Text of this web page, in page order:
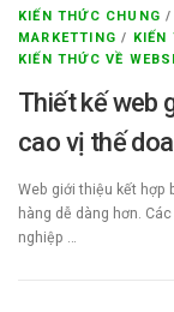
KIẾN THỨC CHUNG /
MARKETTING / KIẾN
KIẾN THỨC VỀ
Thiết kế web
cao vị thế
Web giới thiệu kết hợp
hàng dễ dàng hơn.
nghiệp …